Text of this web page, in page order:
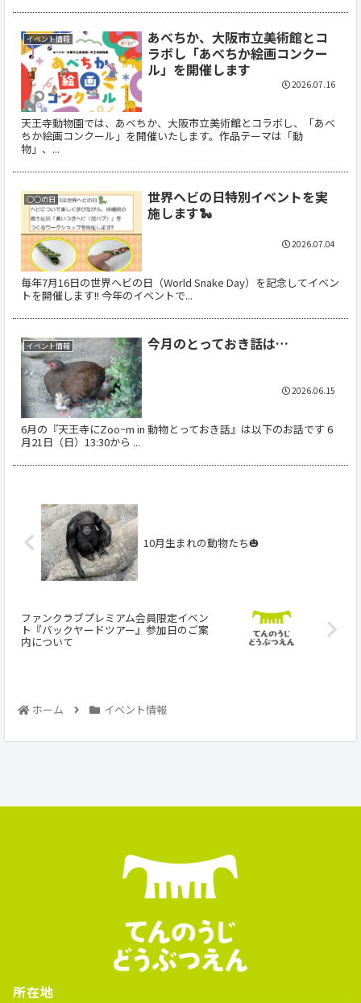
イベント情報
あべちか、大阪市立美術館とコ
ラボし「あべちか絵画コンクー
ル」を開催します
天王寺動物園では、あべちか、大阪市立美術館とコラボし、「あべ
ちか絵画コンクール」を開催いたします。作品テーマは「動
物」、...
2026.07.16
○○の日
世界ヘビの日特別イベントを実
施します🐍
毎年7月16日の世界ヘビの日（World Snake Day）を記念してイベン
トを開催します!! 今年のイベントで...
2026.07.04
イベント情報 今月のとっておき話は…
6月の『天王寺にZoo~m in 動物とっておき話』は以下のお話です 6
月21日（日）13:30から ...
2026.06.15
10月生まれの動物たち🎃
ファンクラブプレミアム会員限定イベン
ト『バックヤードツアー』参加日のご案
内について
ホーム イベント情報
所在地